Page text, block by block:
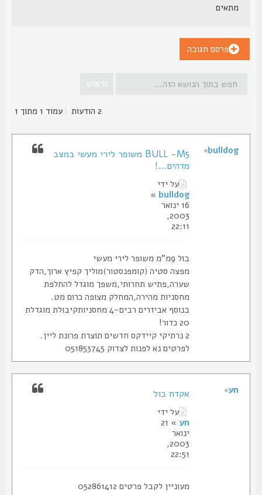
מתאים
פרסם תגובה
|עמוד1מתוך1
BULL -M5 משופר לירי מעשי במצב
מדהים...!
על ידי
bulldog
»
16 ינואר
2003,
מפצה סטיה (קומפנסטור)מוליך קפיץ ארוך,הדק
שערה,פתיש תחרותי,משפך מוגדל להחלפת
מחסניות מהירה,המחלק מצופה כרום מט.
בנוסף אביזרים רבים-4 מחסניותקיבולת מוגדלת
לפרטים נא לפנות לצדוק 051853745
bulldog
אקדח בול
על ידי
» 21
2003,
מעוניין לקבל פרטים 052861412